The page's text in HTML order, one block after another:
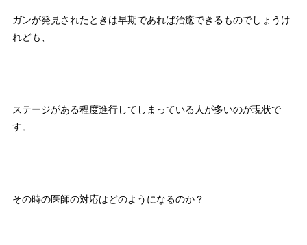
ガンが発見されたときは早期であれば治癒できるものでしょうけ
れども、
ステージがある程度進行してしまっている人が多いのが現状で
す。
その時の医師の対応はどのようになるのか？